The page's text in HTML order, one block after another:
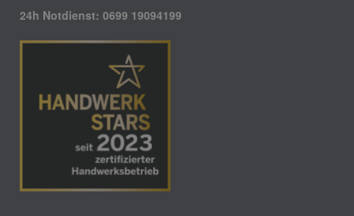
24h Notdienst: 0699 19094199